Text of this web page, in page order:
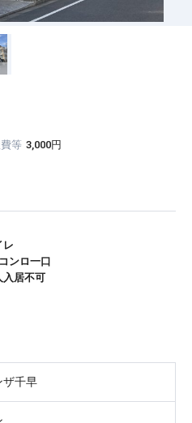
等 3,000円
レ
コンロ一口
入居不可
ザ千早